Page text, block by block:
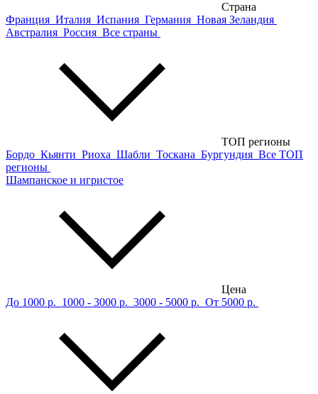
Страна
Франция Италия Испания Германия Новая Зеландия
Австралия Россия Все страны
ТОП регионы
Бордо Кьянти Риоха Шабли Тоскана Бургундия Все ТОП
регионы
Шампанское и игристое
Цена
До 1000 р. 1000 - 3000 р. 3000 - 5000 р. От 5000 р.